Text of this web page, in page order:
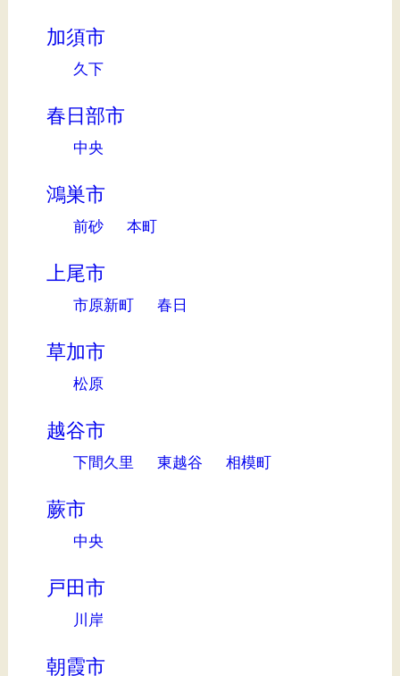
加須市
久下
春日部市
中央
鴻巣市
前砂 本町
上尾市
市原新町 春日
草加市
松原
越谷市
下間久里 東越谷 相模町
蕨市
中央
戸田市
川岸
朝霞市